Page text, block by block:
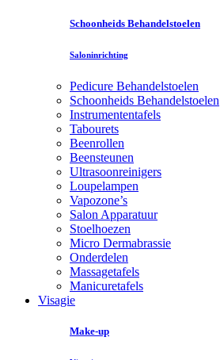
Schoonheids Behandelstoelen
Saloninrichting
Pedicure Behandelstoelen
Schoonheids Behandelstoelen
Instrumententafels
Tabourets
Beenrollen
Beensteunen
Ultrasoonreinigers
Loupelampen
Vapozone’s
Salon Apparatuur
Stoelhoezen
Micro Dermabrassie
Onderdelen
Massagetafels
Manicuretafels
Visagie
Make-up